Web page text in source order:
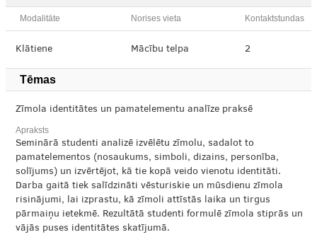
Modalitāte Norises vieta Kontaktstundas
Klātiene Mācību telpa 2
Tēmas
Zīmola identitātes un pamatelementu analīze praksē
Apraksts
Seminārā studenti analizē izvēlētu zīmolu, sadalot to
pamatelementos (nosaukums, simboli, dizains, personība,
solījums) un izvērtējot, kā tie kopā veido vienotu identitāti.
Darba gaitā tiek salīdzināti vēsturiskie un mūsdienu zīmola
risinājumi, lai izprastu, kā zīmoli attīstās laika un tirgus
pārmaiņu ietekmē. Rezultātā studenti formulē zīmola stiprās un
vājās puses identitātes skatījumā.